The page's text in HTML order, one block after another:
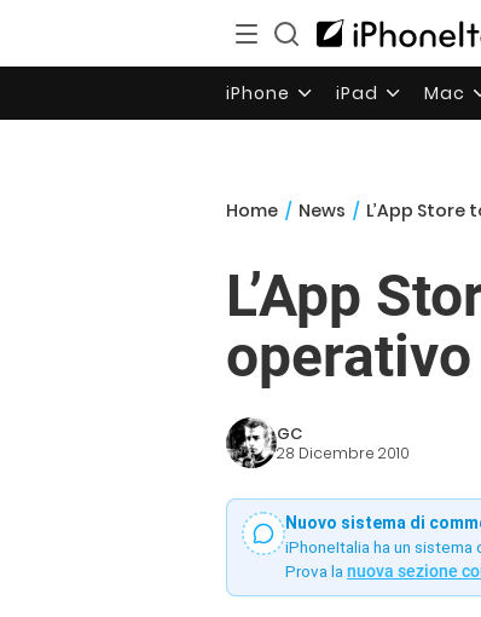
iPhone iPad Mac
Home / News / L’App
L’App
operativo
GC
28 Dicembre 2010
Nuovo sistema di
iPhoneItalia ha un
Prova la nuova sezione